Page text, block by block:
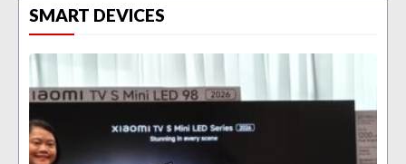
SMART DEVICES